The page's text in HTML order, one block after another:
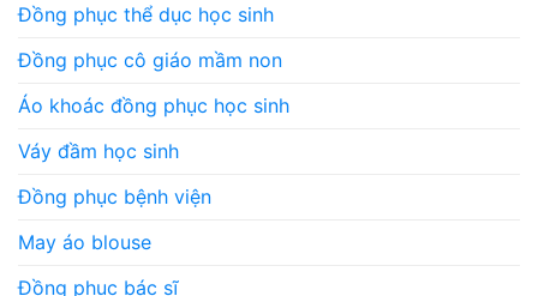
Đồng phục thể dục học sinh
Đồng phục cô giáo mầm non
Áo khoác đồng phục học sinh
Váy đầm học sinh
Đồng phục bệnh viện
May áo blouse
Đồng phục bác sĩ